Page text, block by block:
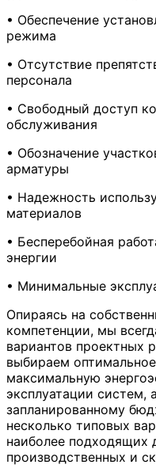
• Обеспечение
режима
• Отсутствие
персонала
• Свободный доступ
обслуживания
• Обозначение
арматуры
• Надежность
материалов
• Бесперебойная
энергии
• Минимальные
Опираясь на
компетенции, мы
вариантов проектных
выбираем
максимальную
эксплуатации систем,
запланированному
несколько типовых
наиболее подходящих
производственных и